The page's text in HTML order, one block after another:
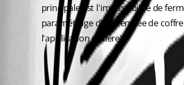
principale est l'impossibilité de
paramétrage d'une entrée de
l'application entière)